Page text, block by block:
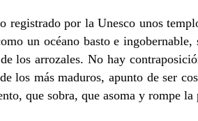
registrado por la Unesco unos
un océano basto e
los arrozales. No hay
los más maduros, apunto de ser
que sobra, que asoma y rompe